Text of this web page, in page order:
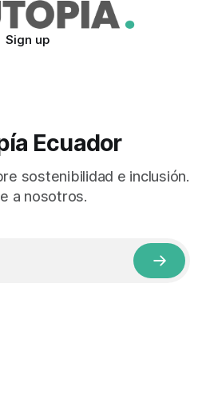
Sign up
Ecuador
sostenibilidad e inclusión.
a nosotros.